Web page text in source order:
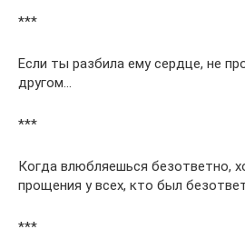
***
Если ты разбила ему сердце, не
другом…
***
Когда влюбляешься безответно,
прощения у всех, кто был
***